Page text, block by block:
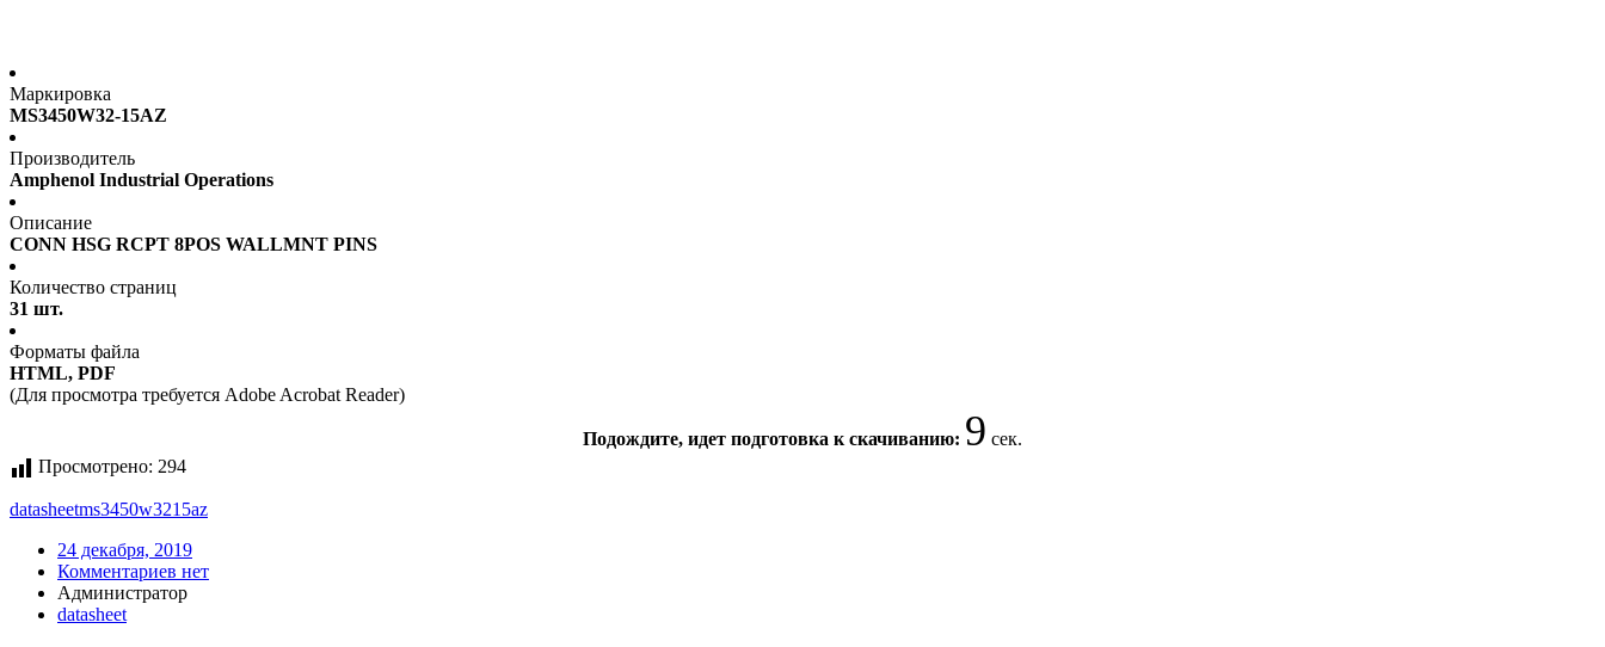
Маркировка
MS3450W32-15AZ
Производитель
Amphenol Industrial Operations
Описание
CONN HSG RCPT 8POS WALLMNT PINS
Количество страниц
31 шт.
Форматы файла
HTML, PDF
(Для просмотра требуется Adobe Acrobat Reader)
Подождите, идет подготовка к скачиванию: 8 сек.
Просмотрено: 294
datasheetms3450w3215az
24 декабря, 2019
Комментариев нет
Администратор
datasheet